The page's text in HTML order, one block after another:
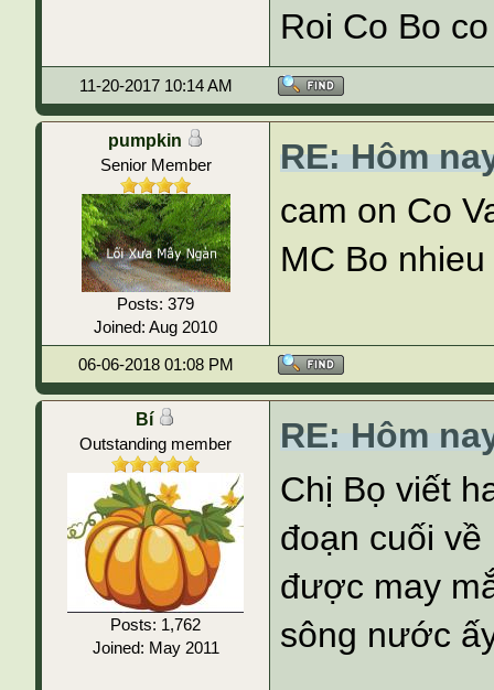
Roi Co Bo
11-20-2017 10:14 AM
pumpkin
Senior Member
Posts: 379
Joined: Aug 2010
RE: Hôm
cam on Co
MC Bo nhieu
06-06-2018 01:08 PM
Bí
Outstanding member
Posts: 1,762
Joined: May 2011
RE: Hôm
Chị Bọ viết
đoạn cuối
được may
sông nước